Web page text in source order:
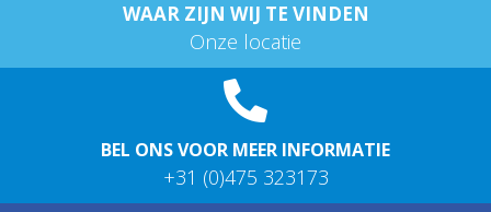
WAAR ZIJN WIJ TE VINDEN
Onze locatie
BEL ONS VOOR MEER INFORMATIE
+31 (0)475 323173